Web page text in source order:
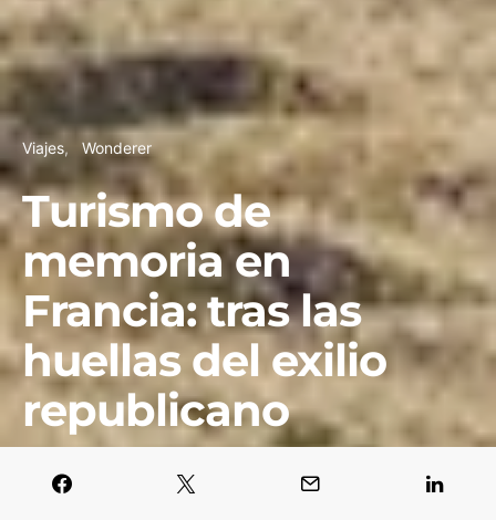
Viajes Wonderer
Turismo de
memoria en
Francia: tras las
huellas del exilio
republicano
Esther Rodríguez 14 julio, 2025